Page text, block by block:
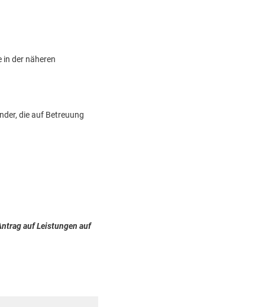
in der näheren
die auf Betreuung
auf Leistungen auf